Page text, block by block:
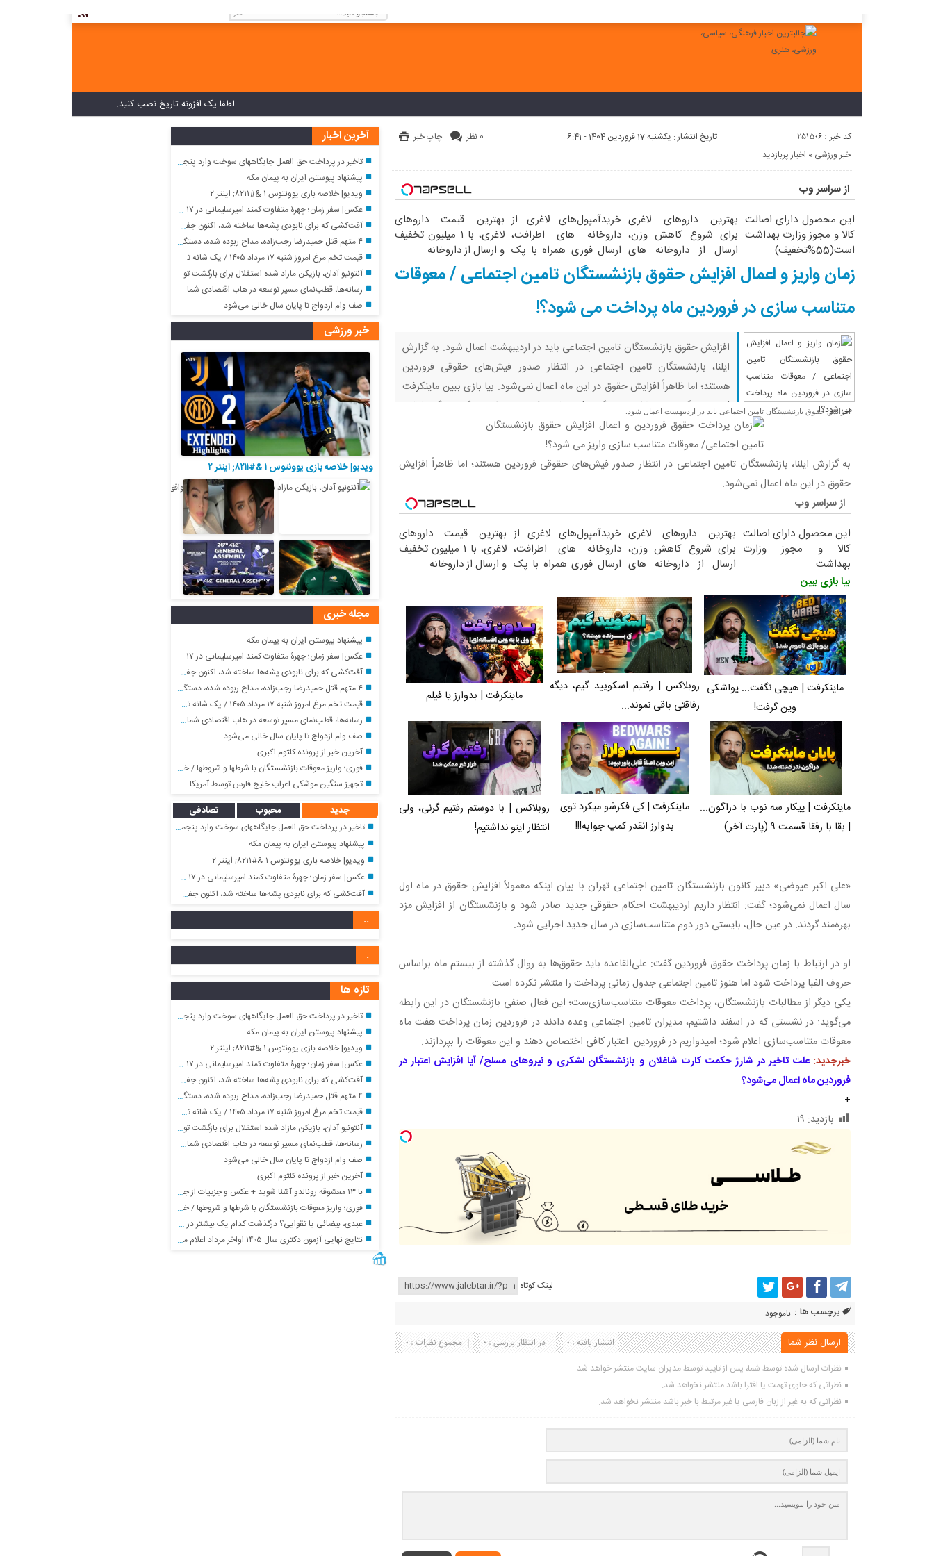
لطفا یک افزونه تاریخ نصب کنید.
کد خبر : 251506 تاریخ انتشار : یکشنبه 17 فروردین 1404 - 6:41 چاپ خبر
0 نظر
اخبار پربازدید « خبر ورزشی
از سراسر وب
این محصول دارای اصالت
کالا و مجوز وزارت بهداشت
است(55%تخفیف)
بهترین داروهای لاغری
برای شروع کاهش وزن،
ارسال از داروخانه های
نزدیکت!
خریدآمپول‌های لاغری از
داروخانه های اطرافت،
ارسال فوری همراه با پک
یخ!
بهترین قیمت داروهای
لاغری، با ۱ میلیون تخفیف
و ارسال از داروخانه‌
زمان واریز و اعمال افزایش حقوق بازنشستگان تامین اجتماعی / معوقات
متناسب سازی در فروردین ماه پرداخت می شود؟!
افزایش حقوق بازنشستگان تامین اجتماعی باید در اردیبهشت اعمال شود. به گزارش
ایلنا، بازنشستگان تامین اجتماعی در انتظار صدور فیش‌های حقوقی فروردین
هستند؛ اما ظاهراً افزایش حقوق در این ماه اعمال نمی‌شود. بیا بازی ببین ماینکرفت
| هیچی نگفت… یواشکی وین گرفت! روبلاکس | رفتیم اسکویید گیم، دیگه رفاقتی
باقی نموند… ماینکرفت | بدوارز یا
افزایش حقوق بازنشستگان تامین اجتماعی باید در اردیبهشت اعمال شود.
به گزارش ایلنا، بازنشستگان تامین اجتماعی در انتظار صدور فیش‌های حقوقی فروردین هستند؛ اما ظاهراً افزایش
حقوق در این ماه اعمال نمی‌شود.
از سراسر وب
این محصول دارای اصالت
کالا و مجوز وزارت
بهداشت
است(55%تخفیف)
بهترین داروهای لاغری
برای شروع کاهش وزن،
ارسال از داروخانه های
خریدآمپول‌های لاغری از
داروخانه های اطرافت،
ارسال فوری همراه با پک
بهترین قیمت داروهای
لاغری، با ۱ میلیون تخفیف
و ارسال از داروخانه‌
بیا بازی ببین
ماینکرفت | هیچی نگفت... یواشکی
وین گرفت!
روبلاکس | رفتیم اسکویید گیم، دیگه
رفاقتی باقی نموند...
ماینکرفت | بدوارز یا فیلم
ماینکرفت | پیکار سه نوب با دراگون...
| بقا با رفقا قسمت ۹ (پارت آخر)
ماینکرفت | کی فکرشو میکرد توی
بدوارز انقدر کمپ جوابه!!!
روبلاکس | با دوستم رفتیم گرنی، ولی
انتظار اینو نداشتیم!
«علی اکبر عیوضی» دبیر کانون بازنشستگان تامین اجتماعی تهران با بیان اینکه معمولاً افزایش حقوق در ماه اول
سال اعمال نمی‌شود؛ گفت: انتظار داریم اردیبهشت احکام حقوقی جدید صادر شود و بازنشستگان از افزایش مزد
بهره‌مند گردند. در عین حال، بایستی دور دوم متناسب‌سازی در سال جدید اجرایی شود.
او در ارتباط با زمان پرداخت حقوق فروردین گفت: علی‌القاعده باید حقوق‌ها به روال گذشته از بیستم ماه براساس
حروف الفبا پرداخت شود اما هنوز تامین اجتماعی جدول زمانی پرداخت را منتشر نکرده است.
یکی دیگر از مطالبات بازنشستگان، پرداخت معوقات متناسب‌سازی‌ست؛ این فعال صنفی بازنشستگان در این رابطه
می‌گوید: در نشستی که در اسفند داشتیم، مدیران تامین اجتماعی وعده دادند در فروردین زمان پرداخت هفت ماه
معوقات متناسب‌سازی اعلام شود؛ امیدواریم در فروردین اعتبار کافی اختصاص دهند و این معوقات را بپردازند.
خبرجدید:علت تاخیر در شارژ حکمت کارت شاغلان و بازنشستگان لشکری و نیروهای مسلح/ آیا افزایش اعتبار در
فروردین ماه اعمال می‌شود؟
+
بازدید: ۱۹
لینک کوتاه
برچسب ها : ناموجود
ارسال نظر شما مجموع نظرات : 0 در انتظار بررسی : 0 انتشار یافته : 0
نظرات ارسال شده توسط شما، پس از تایید توسط مدیران سایت منتشر خواهد شد.
نظراتی که حاوی تهمت یا افترا باشد منتشر نخواهد شد.
نظراتی که به غیر از زبان فارسی یا غیر مرتبط با خبر باشد منتشر نخواهد شد.
آخرین اخبار
تاخیر در پرداخت حق العمل جایگاههای سوخت وارد پنجمین ماه شد
پیشنهاد پیوستن ایران به پیمان مکه
ویدیو| خلاصه بازی یوونتوس ۱ &#۸۲۱۱; اینتر ۲
عکس| سفر زمان؛ چهرۀ متفاوت کمند امیرسلیمانی در ۱۷ سالگی در یک فیلم
آفت‌کشی که برای نابودی پشه‌ها ساخته شد، اکنون جفت‌یابی را برایشان راحت‌تر کرده است
۴ متهم قتل حمیدرضا رجب‌زاده، مداح ربوده شده، دستگیر شدند
قیمت تخم مرغ امروز شنبه ۱۷ مرداد ۱۴۰۵ / یک شانه تخم مرغ چقدر شد؟
آنتونیو آدان، بازیکن مازاد شده استقلال برای بازگشت توافق کرد!
رسانه‌ها، قطب‌نمای مسیر توسعه در هاب اقتصادی شمال کشور
صف وام ازدواج تا پایان سال خالی می‌شود
خبر ورزشی
ویدیو| خلاصه بازی یوونتوس ۱ &#۸۲۱۱; اینتر ۲
مجله خبری
پیشنهاد پیوستن ایران به پیمان مکه
عکس| سفر زمان؛ چهرۀ متفاوت کمند امیرسلیمانی در ۱۷ سالگی در یک فیلم
آفت‌کشی که برای نابودی پشه‌ها ساخته شد، اکنون جفت‌یابی را برایشان راحت‌تر کرده است
۴ متهم قتل حمیدرضا رجب‌زاده، مداح ربوده شده، دستگیر شدند
قیمت تخم مرغ امروز شنبه ۱۷ مرداد ۱۴۰۵ / یک شانه تخم مرغ چقدر شد؟
رسانه‌ها، قطب‌نمای مسیر توسعه در هاب اقتصادی شمال کشور
صف وام ازدواج تا پایان سال خالی می‌شود
آخرین خبر از پرونده کلثوم اکبری
فوری؛ واریز معوقات بازنشستگان با شرطها و شروطها / خبر مهم شبانه برای بازنشستگان تامین اجتماعی
تجهیز سنگین موشکی اعراب خلیج فارس توسط آمریکا
جدید محبوب تصادفی
تاخیر در پرداخت حق العمل جایگاههای سوخت وارد پنجمین ماه شد
پیشنهاد پیوستن ایران به پیمان مکه
ویدیو| خلاصه بازی یوونتوس ۱ &#۸۲۱۱; اینتر ۲
عکس| سفر زمان؛ چهرۀ متفاوت کمند امیرسلیمانی در ۱۷ سالگی در یک فیلم
آفت‌کشی که برای نابودی پشه‌ها ساخته شد، اکنون جفت‌یابی را برایشان راحت‌تر کرده است
..
.
تازه ها
تاخیر در پرداخت حق العمل جایگاههای سوخت وارد پنجمین ماه شد
پیشنهاد پیوستن ایران به پیمان مکه
ویدیو| خلاصه بازی یوونتوس ۱ &#۸۲۱۱; اینتر ۲
عکس| سفر زمان؛ چهرۀ متفاوت کمند امیرسلیمانی در ۱۷ سالگی در یک فیلم
آفت‌کشی که برای نابودی پشه‌ها ساخته شد، اکنون جفت‌یابی را برایشان راحت‌تر کرده است
۴ متهم قتل حمیدرضا رجب‌زاده، مداح ربوده شده، دستگیر شدند
قیمت تخم مرغ امروز شنبه ۱۷ مرداد ۱۴۰۵ / یک شانه تخم مرغ چقدر شد؟
آنتونیو آدان، بازیکن مازاد شده استقلال برای بازگشت توافق کرد!
رسانه‌ها، قطب‌نمای مسیر توسعه در هاب اقتصادی شمال کشور
صف وام ازدواج تا پایان سال خالی می‌شود
آخرین خبر از پرونده کلثوم اکبری
با ۱۳ معشوقه رونالدو آشنا شوید + عکس و جزییات از جورجینا رودریگز تا پاریس هیلتون حتی کیم کارداشیان !
فوری؛ واریز معوقات بازنشستگان با شرطها و شروطها / خبر مهم شبانه برای بازنشستگان تامین اجتماعی
عبدی، بیضائی یا تقوایی؟ درگذشت کدام یک بیشتر در شبکه‌های اجتماعی مورد توجه قرار گرفت؟
نتایج نهایی آزمون دکتری سال ۱۴۰۵ اواخر مرداد اعلام می‌شود